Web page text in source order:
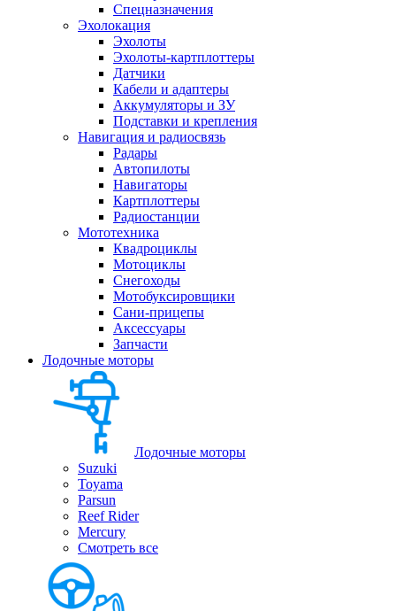
Спецназначения
Эхолокация
Эхолоты
Эхолоты-картплоттеры
Датчики
Кабели и адаптеры
Аккумуляторы и ЗУ
Подставки и крепления
Навигация и радиосвязь
Радары
Автопилоты
Навигаторы
Картплоттеры
Радиостанции
Мототехника
Квадроциклы
Мотоциклы
Снегоходы
Мотобуксировщики
Сани-прицепы
Аксессуары
Запчасти
Лодочные моторы
Лодочные моторы
Suzuki
Toyama
Parsun
Reef Rider
Mercury
Смотреть все